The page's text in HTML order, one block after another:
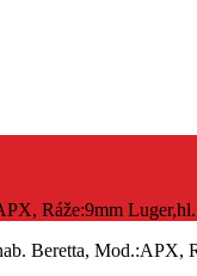
Ráže:9mm
Beretta, Mod.:APX,